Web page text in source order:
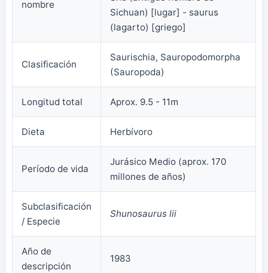
nombre
Sichuan) [lugar] - saurus
(lagarto) [griego]
Clasificación
Saurischia, Sauropodomorpha
(Sauropoda)
Longitud total Aprox. 9.5 - 11m
Dieta Herbívoro
Período de vida
Jurásico Medio (aprox. 170
millones de años)
Subclasificación
/ Especie
Shunosaurus lii
Año de
descripción
1983